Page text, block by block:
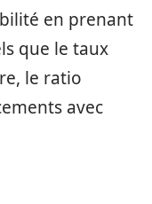
en prenant
que le taux
le ratio
avec